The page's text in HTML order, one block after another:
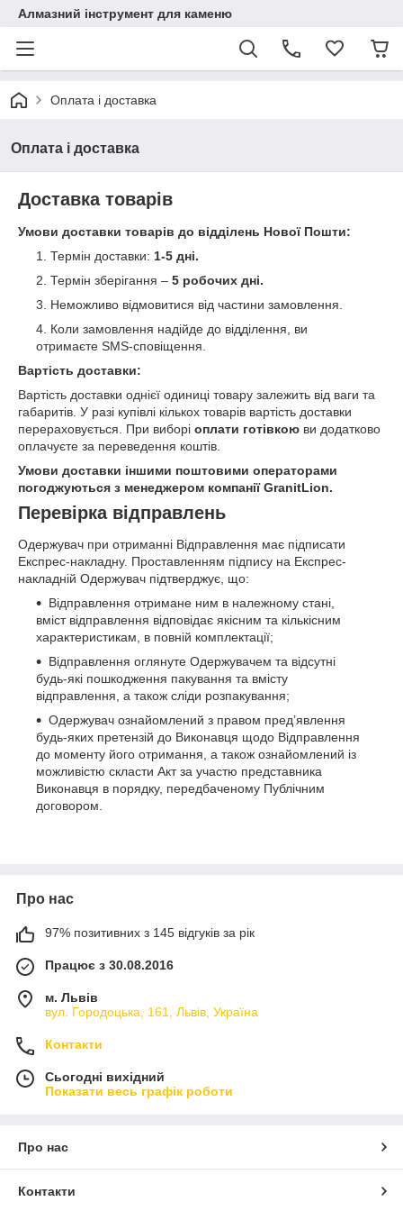
Алмазний інструмент для каменю
Оплата і доставка
Оплата і доставка
Доставка товарів
Умови доставки товарів до відділень Нової Пошти:
Термін доставки: 1-5 дні.
Термін зберігання – 5 робочих дні.
Неможливо відмовитися від частини замовлення.
Коли замовлення надійде до відділення, ви
отримаєте SMS-сповіщення.
Вартість доставки:
Вартість доставки однієї одиниці товару залежить від ваги та
габаритів. У разі купівлі кількох товарів вартість доставки
перераховується. При виборі оплати готівкою ви додатково
оплачуєте за переведення коштів.
Умови доставки іншими поштовими операторами
погоджуються з менеджером компанії GranitLion.
Перевірка відправлень
Одержувач при отриманні Відправлення має підписати
Експрес-накладну. Проставленням підпису на Експрес-
накладній Одержувач підтверджує, що:
Відправлення отримане ним в належному стані,
вміст відправлення відповідає якісним та кількісним
характеристикам, в повній комплектації;
Відправлення оглянуте Одержувачем та відсутні
будь-які пошкодження пакування та вмісту
відправлення, а також сліди розпакування;
Одержувач ознайомлений з правом пред’явлення
будь-яких претензій до Виконавця щодо Відправлення
до моменту його отримання, а також ознайомлений із
можливістю скласти Акт за участю представника
Виконавця в порядку, передбаченому Публічним
договором.
Про нас
97% позитивних з 145 відгуків за рік
Працює з 30.08.2016
м. Львів
вул. Городоцька, 161, Львів, Україна
Контакти
Сьогодні вихідний
Показати весь графік роботи
Про нас
Контакти